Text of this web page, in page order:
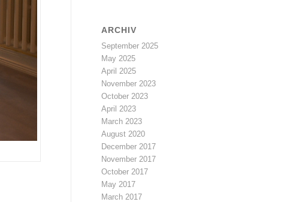
ARCHIV
September 2025
May 2025
April 2025
November 2023
October 2023
April 2023
March 2023
August 2020
December 2017
November 2017
October 2017
May 2017
March 2017